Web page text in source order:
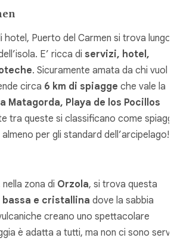
hotel, Puerto del Carmen si trova lungo
E’ ricca di servizi, hotel,
. Sicuramente amata da chi vuol
circa 6 km di spiagge che vale la
Matagorda, Playa de los Pocillos
tra queste si classificano come
per gli standard dell’arcipelago!
nella zona di Orzola, si trova questa
e cristallina dove la sabbia
creano uno spettacolare
è adatta a tutti, ma non ci sono